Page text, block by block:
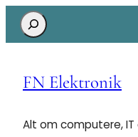
Search
FN Elektronik
Alt om computere,